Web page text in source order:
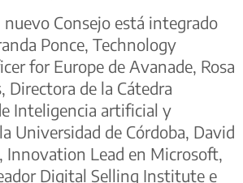
Consejo está integrado
Ponce, Technology
for Europe de Avanade, Rosa
Directora de la Cátedra
Inteligencia artificial y
Universidad de Córdoba, David
Innovation Lead en Microsoft,
Digital Selling Institute e